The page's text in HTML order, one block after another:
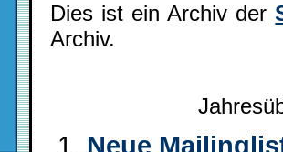
Dies ist ein Archiv der
Archiv.
Neue